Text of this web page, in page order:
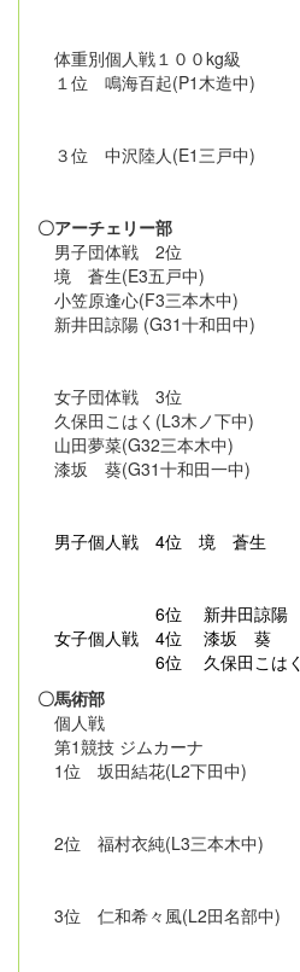
体重別個人戦１００kg級
１位 鳴海百起(P1木造中)
３位 中沢陸人(E1三戸中)
〇アーチェリー部
男子団体戦 2位
境 蒼生(E3五戸中)
小笠原逢心(F3三本木中)
新井田諒陽 (G31十和田中)
女子団体戦 3位
久保田こはく(L3木ノ下中)
山田夢菜(G32三本木中)
漆坂 葵(G31十和田一中)
男子個人戦 4位 境 蒼生
6位 新井田諒陽
女子個人戦 4位 漆坂 葵
6位 久保田こはく
〇馬術部
個人戦
第1競技 ジムカーナ
1位 坂田結花(L2下田中)
2位 福村衣純(L3三本木中)
3位 仁和希々風(L2田名部中)